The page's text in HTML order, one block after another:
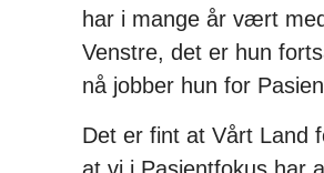
har i mange år vært
Venstre, det er hun
nå jobber hun for
Det er fint at Vårt Land